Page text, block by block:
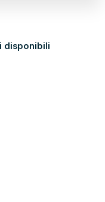
disponibili